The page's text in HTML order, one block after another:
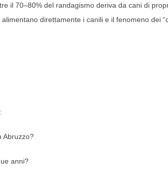
il 70–80% del randagismo deriva da cani di
direttamente i canili e il fenomeno dei
Abruzzo?
anni?